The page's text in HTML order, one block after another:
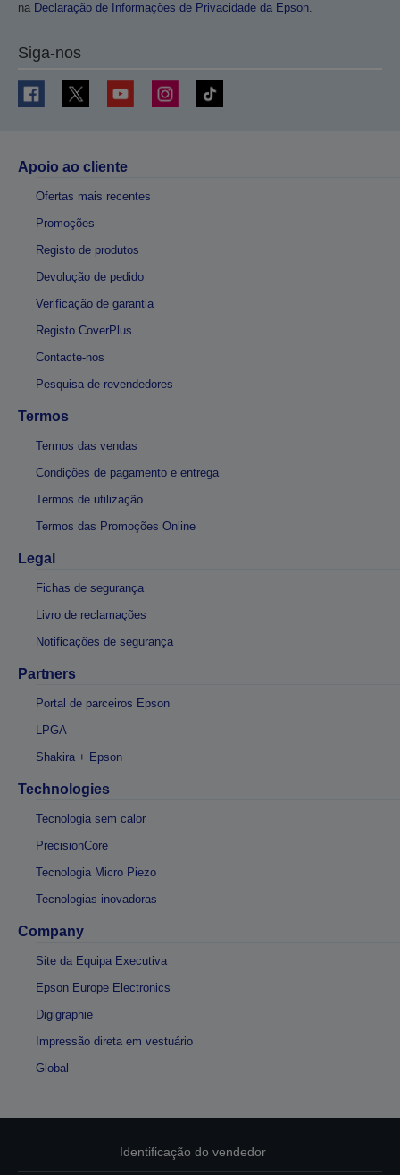
na Declaração de Informações de Privacidade da Epson.
Siga-nos
Apoio ao cliente
Ofertas mais recentes
Promoções
Registo de produtos
Devolução de pedido
Verificação de garantia
Registo CoverPlus
Contacte-nos
Pesquisa de revendedores
Termos
Termos das vendas
Condições de pagamento e entrega
Termos de utilização
Termos das Promoções Online
Legal
Fichas de segurança
Livro de reclamações
Notificações de segurança
Partners
Portal de parceiros Epson
LPGA
Shakira + Epson
Technologies
Tecnologia sem calor
PrecisionCore
Tecnologia Micro Piezo
Tecnologias inovadoras
Company
Site da Equipa Executiva
Epson Europe Electronics
Digigraphie
Impressão direta em vestuário
Global
Identificação do vendedor